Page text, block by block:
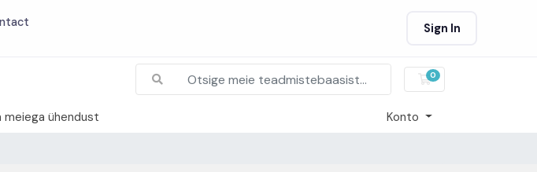
Sign In
0
Ostukorv
meiega ühendust Konto